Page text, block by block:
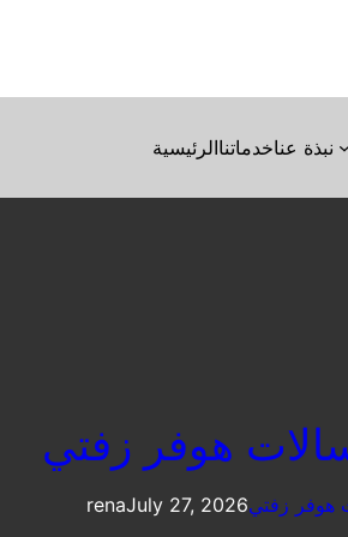
الرئيسيةخدماتنانبذة عنا
هوفر زفتي
renaJuly 27, 2026هوفر زفتي